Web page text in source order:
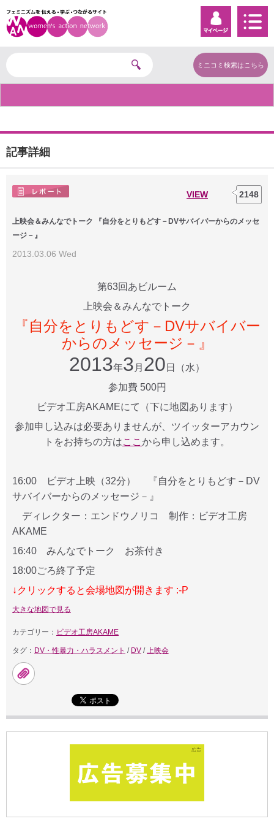
ミニコミ検索はこちら
記事詳細
VIEW 2148
上映会＆みんなでトーク 『自分をとりもどす－DVサバイバーからのメッセ
ージ－』
2013.03.06 Wed
第63回あビルーム
上映会＆みんなでトーク
『自分をとりもどす－DVサバイバー
からのメッセージ－』
2013年3 月 20 日（水）
参加費 500円
ビデオ工房AKAMEにて（下に地図あります）
参加申し込みは必要ありませんが、ツイッターアカウン
トをお持ちの方はここ から申し込めます。
16:00 ビデオ上映（32分） 『自分をとりもどす－DV
サバイバーからのメッセージ－』
ディレクター：エンドウノリコ 制作：ビデオ工房
AKAME
16:40 みんなでトーク お茶付き
18:00ごろ終了予定
↓クリックすると会場地図が開きます :-P
大きな地図で見る
カテゴリー： ビデオ工房AKAME
タグ： DV・性暴力・ハラスメント / DV /上映会